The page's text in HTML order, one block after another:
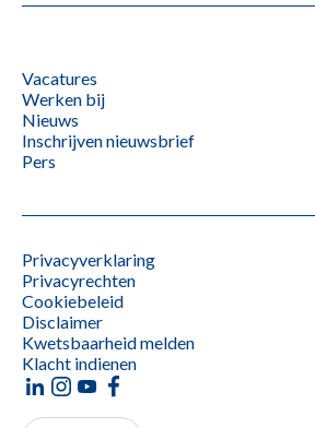
Vacatures
Werken bij
Nieuws
Inschrijven nieuwsbrief
Pers
Privacyverklaring
Privacyrechten
Cookiebeleid
Disclaimer
Kwetsbaarheid melden
Klacht indienen